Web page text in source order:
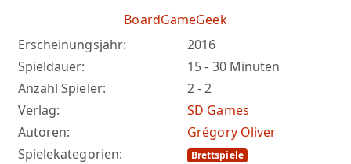
Erscheinungsjahr:
2016
Spieldauer:
15 - 30 Minuten
Anzahl Spieler:
2 - 2
Verlag:
SD Games
Autoren:
Grégory Oliver
Spielekategorien:
Brettspiele
BoardGameGeek